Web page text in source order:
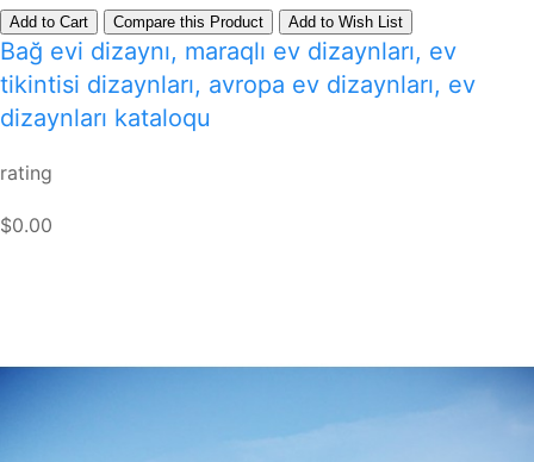
Add to Cart Compare this Product Add to Wish List
Bağ evi dizaynı, maraqlı ev dizaynları, ev
tikintisi dizaynları, avropa ev dizaynları, ev
dizaynları kataloqu
rating
$0.00